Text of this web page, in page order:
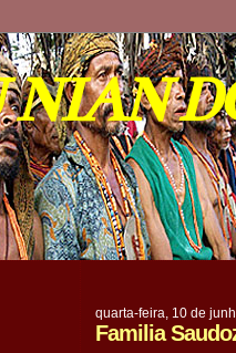
quarta-feira, 10 de
Familia